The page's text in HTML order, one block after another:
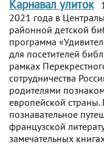
Карнавал улиток
2021 года в
районной детской
программа
для посетителей
рамках
сотрудничества
родителями
европейской страны.
познавательное
французской
замечательных